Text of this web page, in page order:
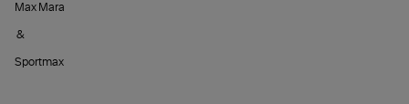
Max Mara
&
Sportmax